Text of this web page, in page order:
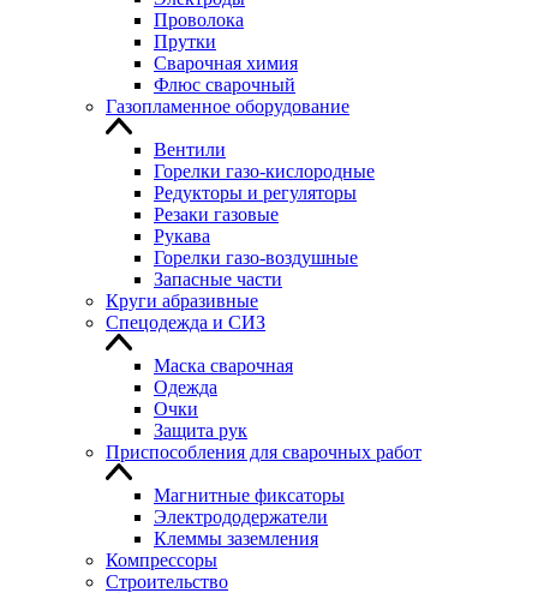
Проволока
Прутки
Сварочная химия
Флюс сварочный
Газопламенное оборудование
Вентили
Горелки газо-кислородные
Редукторы и регуляторы
Резаки газовые
Рукава
Горелки газо-воздушные
Запасные части
Круги абразивные
Спецодежда и СИЗ
Маска сварочная
Одежда
Очки
Защита рук
Приспособления для сварочных работ
Магнитные фиксаторы
Электрододержатели
Клеммы заземления
Компрессоры
Строительство